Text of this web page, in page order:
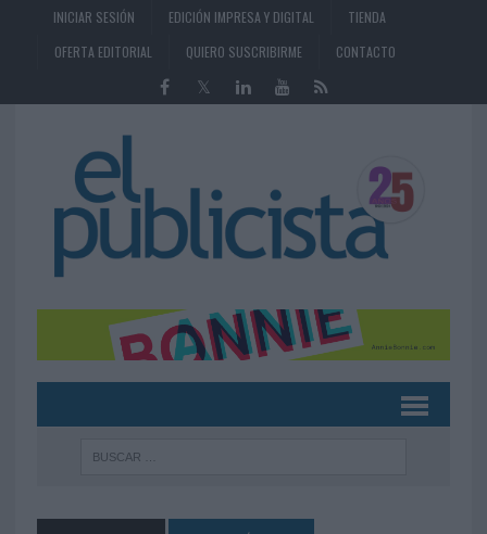
INICIAR SESIÓN EDICIÓN IMPRESA Y DIGITAL
TIENDA
OFERTA EDITORIAL
QUIERO SUSCRIBIRME CONTACTO